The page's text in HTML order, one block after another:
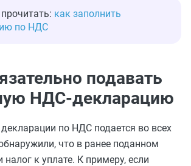
как заполнить
по НДС
подавать
НДС-декларацию
по НДС подается во всех
что в ранее поданном
налог к уплате. К примеру, если